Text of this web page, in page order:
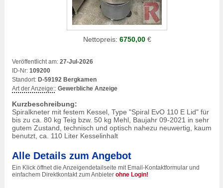
Nettopreis: 6750,00€
Veröffentlicht am: 27-Jul-2026
ID-Nr: 109200
Standort: D-59192 Bergkamen
Art der Anzeige:: Gewerbliche Anzeige
Kurzbeschreibung:
Spiralkneter mit festem Kessel, Type "Spiral EvO 110 E Lid" für
bis zu ca. 80 kg Teig bzw. 50 kg Mehl, Baujahr 09-2021 in sehr
gutem Zustand, technisch und optisch nahezu neuwertig, kaum
benutzt, ca. 110 Liter Kesselinhalt
Alle Details zum Angebot
Ein Klick öffnet die Anzeigendetailseite mit Email-Kontaktformular und
einfachem Direktkontakt zum Anbieter ohne Login!